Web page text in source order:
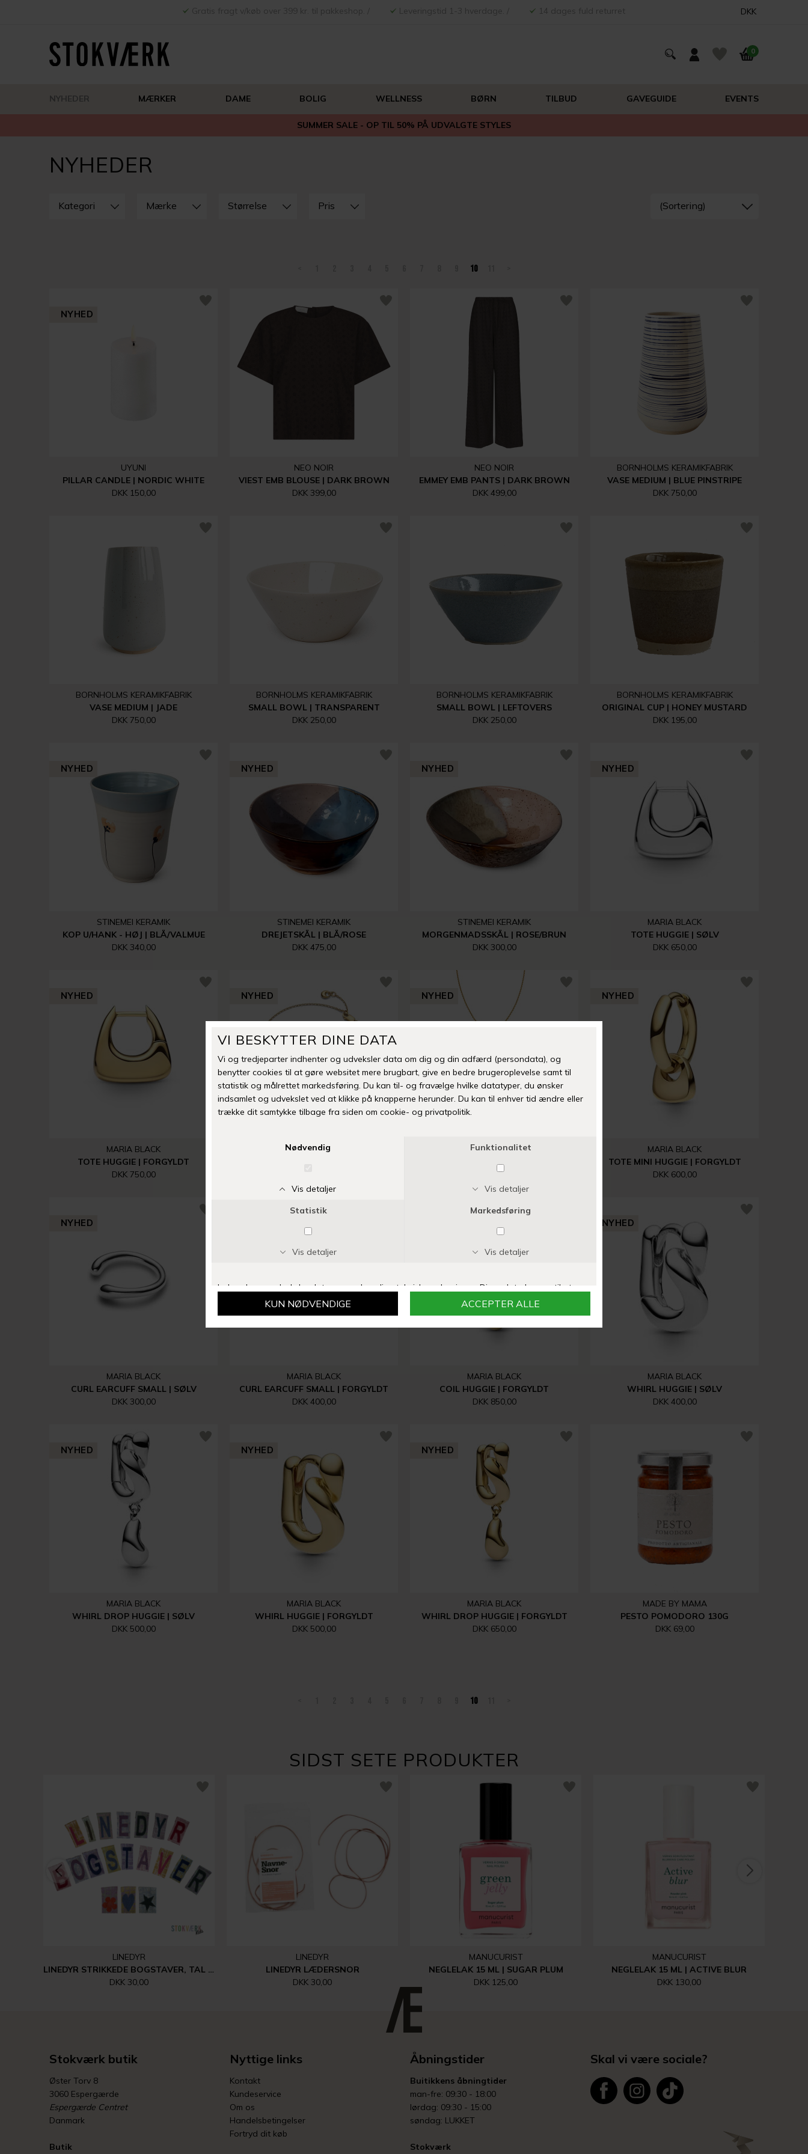
DKK
0
NYHEDER MÆRKER DAME BOLIG WELLNESS BØRN TILBUD GAVEGUIDE EVENTS
SUMMER SALE - OP TIL 50% PÅ UDVALGTE STYLES
NYHEDER
Kategori Mærke Størrelse Pris
10
NYHED
UYUNI
PILLAR CANDLE | NORDIC WHITE
DKK 150,00
NEO NOIR
VIEST EMB BLOUSE | DARK BROWN
DKK 399,00
NEO NOIR
EMMEY EMB PANTS | DARK BROWN
DKK 499,00
BORNHOLMS KERAMIKFABRIK
VASE MEDIUM | BLUE PINSTRIPE
DKK 750,00
BORNHOLMS KERAMIKFABRIK
VASE MEDIUM | JADE
DKK 750,00
BORNHOLMS KERAMIKFABRIK
SMALL BOWL | TRANSPARENT
DKK 250,00
BORNHOLMS KERAMIKFABRIK
SMALL BOWL | LEFTOVERS
DKK 250,00
BORNHOLMS KERAMIKFABRIK
ORIGINAL CUP | HONEY MUSTARD
DKK 195,00
NYHED
STINEMEI KERAMIK
KOP U/HANK - HØJ | BLÅ/VALMUE
DKK 340,00
NYHED
STINEMEI KERAMIK
DREJETSKÅL | BLÅ/ROSE
DKK 475,00
NYHED
STINEMEI KERAMIK
MORGENMADSSKÅL | ROSE/BRUN
DKK 300,00
NYHED
MARIA BLACK
TOTE HUGGIE | SØLV
DKK 650,00
NYHED
MARIA BLACK
TOTE HUGGIE | FORGYLDT
DKK 750,00
NYHED
MARIA BLACK
NYHED
MARIA BLACK
WHIRL NECKLACE | FORGYLDT
DKK 1.100,00
NYHED
MARIA BLACK
TOTE MINI HUGGIE | FORGYLDT
DKK 600,00
NYHED
MARIA BLACK
CURL EARCUFF SMALL | SØLV
DKK 300,00
MARIA BLACK
CURL EARCUFF SMALL | FORGYLDT
DKK 400,00
MARIA BLACK
COIL HUGGIE | FORGYLDT
DKK 850,00
NYHED
MARIA BLACK
WHIRL HUGGIE | SØLV
DKK 400,00
NYHED
MARIA BLACK
WHIRL DROP HUGGIE | SØLV
DKK 500,00
NYHED
MARIA BLACK
WHIRL HUGGIE | FORGYLDT
DKK 500,00
NYHED
MARIA BLACK
WHIRL DROP HUGGIE | FORGYLDT
DKK 650,00
MADE BY MAMA
PESTO POMODORO 130G
DKK 69,00
10
SIDST SETE PRODUKTER
LINEDYR
LINEDYR STRIKKEDE BOGSTAVER, TAL MM.
DKK 30,00
LINEDYR
LINEDYR LÆDERSNOR
DKK 30,00
MANUCURIST
NEGLELAK 15 ML | SUGAR PLUM
DKK 125,00
MANUCURIST
NEGLELAK 15 ML | ACTIVE BLUR
DKK 130,00
Stokværk butik
Øster Torv 8
3060 Espergærde
Espergærde Centret
Danmark
Butik
Nyttige links
Kontakt
Kundeservice
Om os
Handelsbetingelser
Fortryd dit køb
Åbningstider
Buitikkens åbningtider
man-fre: 09:30 - 18:00
lørdag: 09:30 - 15:00
søndag: LUKKET
Stokværk
Skal vi være sociale?